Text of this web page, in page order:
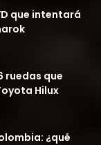
que intentará
ruedas que
Hilux
¿qué